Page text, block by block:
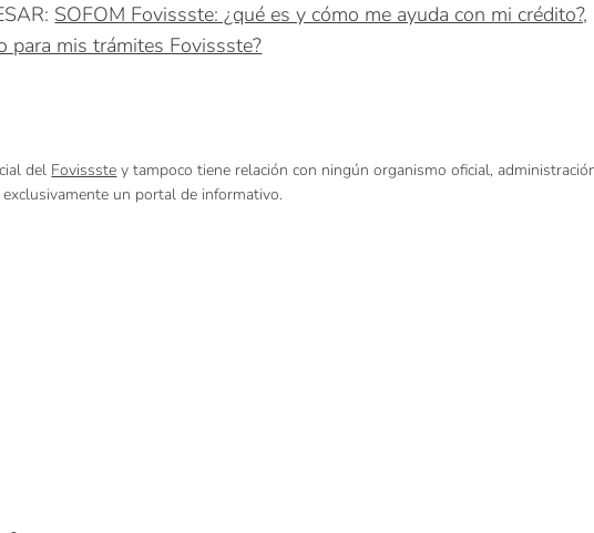
SOFOM Fovissste: ¿qué es y cómo me ayuda con mi crédito?,
para mis trámites Fovissste?
del Fovissste y tampoco tiene relación con ningún organismo oficial,
un portal de informativo.